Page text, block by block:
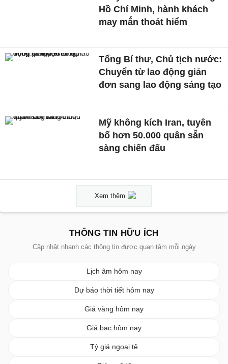
Hồ Chí Minh, hành khách
may mắn thoát hiểm
Tổng Bí thư, Chủ tịch nước:
Chuyển từ lao động giản
đơn sang lao động sáng tạo
Mỹ không kích Iran, tuyên
bố hơn 50.000 quân sẵn
sàng chiến đấu
Xem thêm
THÔNG TIN HỮU ÍCH
Cập nhật nhanh các thông tin được quan tâm mỗi ngày
Lịch âm hôm nay
Dự báo thời tiết hôm nay
Giá vàng hôm nay
Giá bạc hôm nay
Tỷ giá ngoại tệ